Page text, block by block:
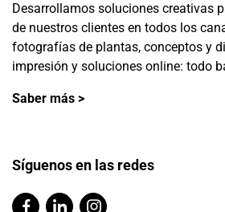
Desarrollamos soluciones creativas
de nuestros clientes en todos los
fotografías de plantas, conceptos y
impresión y soluciones online: todo
Saber más >
Síguenos en las redes